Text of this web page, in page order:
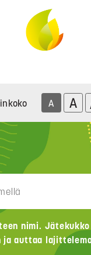
A A
nimi. Jätekukko
auttaa